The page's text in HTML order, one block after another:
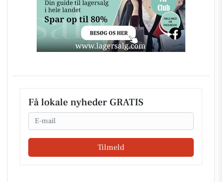
Få lokale nyheder GRATIS
Email
Tilmeld